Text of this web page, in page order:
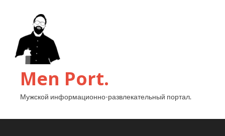
Men Port.
Мужской информационно-развлекательный портал.